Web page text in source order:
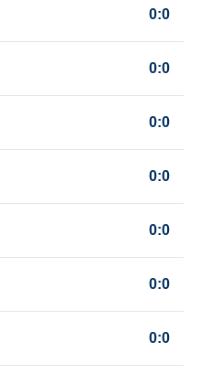
0:0
0:0
0:0
0:0
0:0
0:0
0:0